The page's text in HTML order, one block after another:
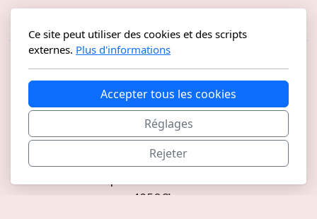
La Rustination
1950 Sion
Ce site peut utiliser des cookies et des scripts
externes. Plus d'informations
Accepter tous les cookies
Réglages
Rejeter